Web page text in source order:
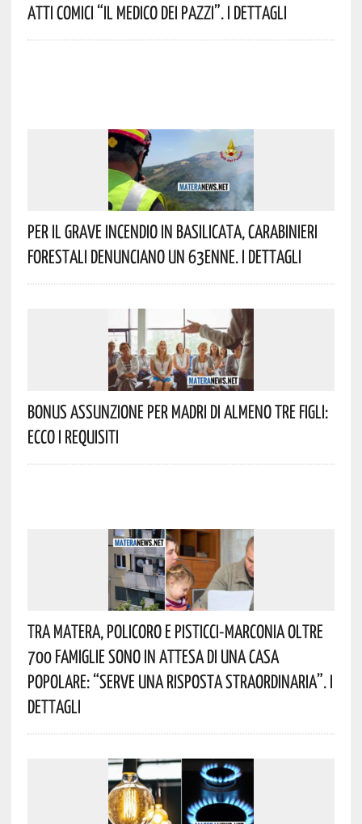
Atti Comici “Il Medico Dei Pazzi”. I Dettagli
Per Il Grave Incendio In Basilicata, Carabinieri
Forestali Denunciano Un 63enne. I Dettagli
Bonus Assunzione Per Madri Di Almeno Tre Figli:
Ecco I Requisiti
Tra Matera, Policoro E Pisticci-Marconia Oltre
700 Famiglie Sono In Attesa Di Una Casa
Popolare: “serve Una Risposta Straordinaria”. I
Dettagli